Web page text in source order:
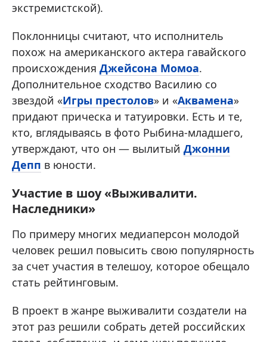
экстремистской).
Поклонницы считают, что исполнитель
похож на американского актера гавайского
происхождения Джейсона Момоа.
Дополнительное сходство Василию со
звездой «Игры престолов» и «Аквамена»
придают прическа и татуировки. Есть и те,
кто, вглядываясь в фото Рыбина-младшего,
утверждают, что он — вылитый Джонни
Депп в юности.
Участие в шоу «Выживалити.
Наследники»
По примеру многих медиаперсон молодой
человек решил повысить свою популярность
за счет участия в телешоу, которое обещало
стать рейтинговым.
В проект в жанре выживалити создатели на
этот раз решили собрать детей российских